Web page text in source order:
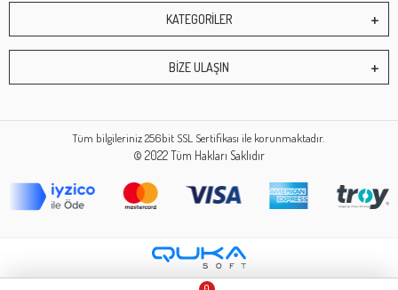
KATEGORİLER
BİZE ULAŞIN
Tüm bilgileriniz 256bit SSL Sertifikası ile korunmaktadır.
© 2022Tüm Hakları Saklıdır